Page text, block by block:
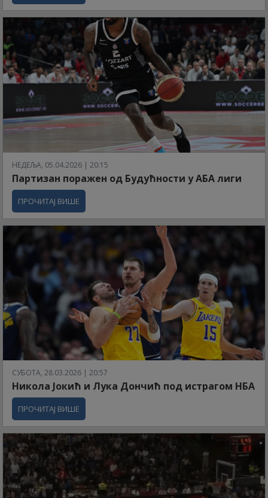
НЕДЕЉА, 05.04.2026 | 20:15
Партизан поражен од Будућности у АБА лиги
ПРОЧИТАЈ ВИШЕ
СУБОТА, 28.03.2026 | 20:57
Никола Јокић и Лука Дончић под истрагом НБА
ПРОЧИТАЈ ВИШЕ